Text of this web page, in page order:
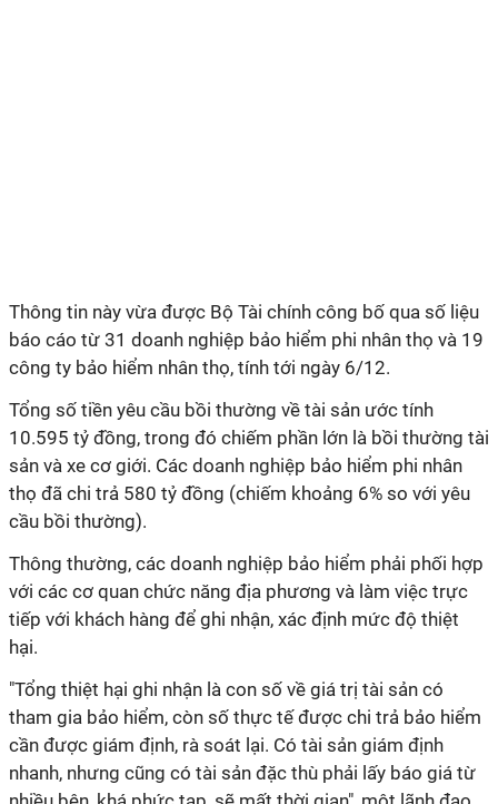
Thông tin này vừa được Bộ Tài chính công bố qua số liệu
báo cáo từ 31 doanh nghiệp bảo hiểm phi nhân thọ và 19
công ty bảo hiểm nhân thọ, tính tới ngày 6/12.
Tổng số tiền yêu cầu bồi thường về tài sản ước tính
10.595 tỷ đồng, trong đó chiếm phần lớn là bồi thường tài
sản và xe cơ giới. Các doanh nghiệp bảo hiểm phi nhân
thọ đã chi trả 580 tỷ đồng (chiếm khoảng 6% so với yêu
cầu bồi thường).
Thông thường, các doanh nghiệp bảo hiểm phải phối hợp
với các cơ quan chức năng địa phương và làm việc trực
tiếp với khách hàng để ghi nhận, xác định mức độ thiệt
hại.
"Tổng thiệt hại ghi nhận là con số về giá trị tài sản có
tham gia bảo hiểm, còn số thực tế được chi trả bảo hiểm
cần được giám định, rà soát lại. Có tài sản giám định
nhanh, nhưng cũng có tài sản đặc thù phải lấy báo giá từ